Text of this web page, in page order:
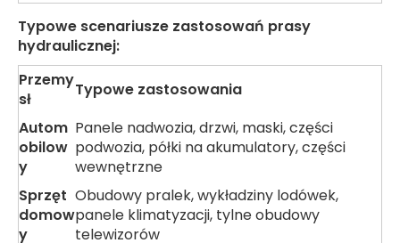
Typowe scenariusze zastosowań prasy
hydraulicznej:
Przemy
sł
Typowe zastosowania
Autom
obilow
y
Panele nadwozia, drzwi, maski, części
podwozia, półki na akumulatory, części
wewnętrzne
Sprzęt
domow
y
Obudowy pralek, wykładziny lodówek,
panele klimatyzacji, tylne obudowy
telewizorów